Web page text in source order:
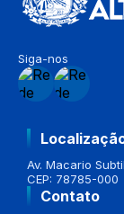
Siga-nos
Av. Macario
CEP: 78785-000
Contato